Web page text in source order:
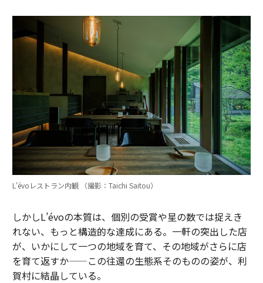
L'évoレストラン内観 （撮影：Taichi Saitou）
しかしL’évoの本質は、個別の受賞や星の数では捉えき
れない、もっと構造的な達成にある。一軒の突出した店
が、いかにして一つの地域を育て、その地域がさらに店
を育て返すか——この往還の生態系そのものの姿が、利
賀村に結晶している。